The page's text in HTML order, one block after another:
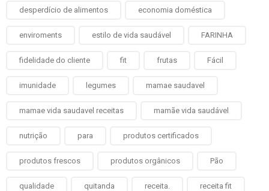
desperdício de alimentos economia doméstica
enviroments estilo de vida saudável FARINHA
fidelidade do cliente fit frutas Fácil
imunidade legumes mamae saudavel
mamae vida saudavel receitas mamãe vida saudável
nutrição para produtos certificados
produtos frescos produtos orgânicos Pão
qualidade quitanda receita. receita fit